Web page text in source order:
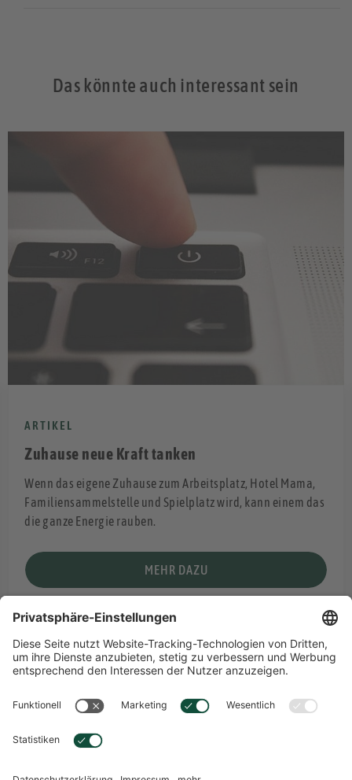
Das könnte auch interessant sein
ARTIKEL
Zuhause neue Kraft tanken
Wenn das eigene Zuhause zum Arbeitsplatz, Hotel Mama,
Familiensammelstelle und Spielplatz wird, kann einem das
die ganze Energie rauben.
MEHR DAZU